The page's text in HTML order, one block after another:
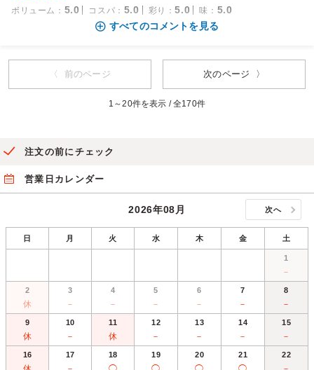
ボリューム ： 5.0 コスパ ： 5.0 彩り ：5.0 味 ： 5.0
すべてのコメントを見る
〈 前のページ 次のページ 〉
1～20件を表示 / 全170件
注文の前にチェック
営業日カレンダー
2026年08月 次へ
日 月 火 水 木 金 土
1
－
2
休
3
－
4
－
5
－
6
－
7
－
8
－
9
休
10
－
11
休
12
－
13
－
14
－
15
－
16 17 18 19 20 21 22